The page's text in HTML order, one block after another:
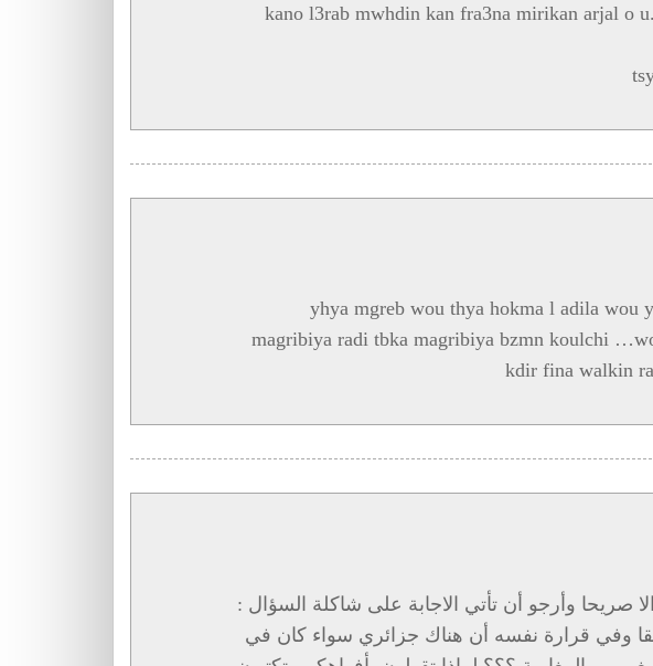
kano l3rab mwhdin kan fra3na mirikan arjal o
yhya mgreb wou thya hokma l adila wou
magribiya radi tbka magribiya bzmn koulchi
kdir fina walkin
صريحا وأرجو أن تأتي الاجابة على شاكلة السؤال :
قرارة نفسه أن هناك جزائري سواء كان في